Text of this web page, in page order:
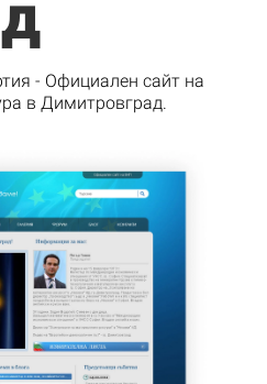
д
- Официален сайт на
в Димитровград.